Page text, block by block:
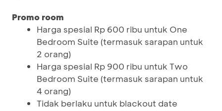
Promo room
Harga spesial Rp 600 ribu untuk One
Bedroom Suite (termasuk sarapan untuk
2 orang)
Harga spesial Rp 900 ribu untuk Two
Bedroom Suite (termasuk sarapan untuk
4 orang)
Tidak berlaku untuk blackout date